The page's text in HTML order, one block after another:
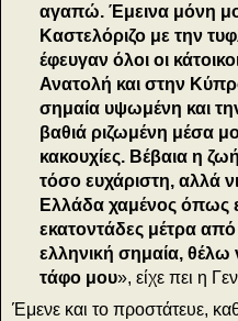
αγαπώ. Έμεινα μόνη
Καστελόριζο με την
έφευγαν όλοι οι
Ανατολή και στην
σημαία υψωμένη και
βαθιά ριζωμένη μέσα
κακουχίες. Βέβαια η
τόσο ευχάριστη, αλλά
Ελλάδα χαμένος όπως
εκατοντάδες μέτρα από
ελληνική σημαία,
τάφο μου», είχε πει η
Έμενε και το προστάτευε,